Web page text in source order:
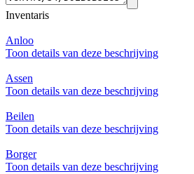
Inventaris
Anloo
Toon details van deze beschrijving
Assen
Toon details van deze beschrijving
Beilen
Toon details van deze beschrijving
Borger
Toon details van deze beschrijving